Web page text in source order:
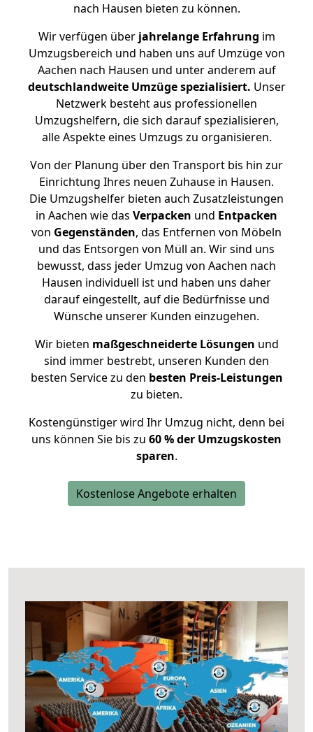
nach Hausen bieten zu können.
Wir verfügen überjahrelange Erfahrung im
Umzugsbereich und haben uns auf Umzüge von
Aachen nach Hausen und unter anderem auf
deutschlandweite Umzüge spezialisiert. Unser
Netzwerk besteht aus professionellen
Umzugshelfern, die sich darauf spezialisieren,
alle Aspekte eines Umzugs zu organisieren.
Von der Planung über den Transport bis hin zur
Einrichtung Ihres neuen Zuhause in Hausen.
Die Umzugshelfer bieten auch Zusatzleistungen
in Aachen wie das Verpacken und Entpacken
von Gegenständen, das Entfernen von Möbeln
und das Entsorgen von Müll an. Wir sind uns
bewusst, dass jeder Umzug von Aachen nach
Hausen individuell ist und haben uns daher
darauf eingestellt, auf die Bedürfnisse und
Wünsche unserer Kunden einzugehen.
Wir bieten maßgeschneiderte Lösungen und
sind immer bestrebt, unseren Kunden den
besten Service zu den besten Preis-Leistungen
zu bieten.
Kostengünstiger wird Ihr Umzug nicht, denn bei
uns können Sie bis zu 60 % der Umzugskosten
sparen.
Kostenlose Angebote erhalten